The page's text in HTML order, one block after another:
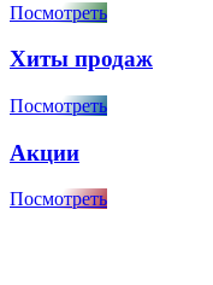
Посмотреть
Хиты продаж
Посмотреть
Акции
Посмотреть